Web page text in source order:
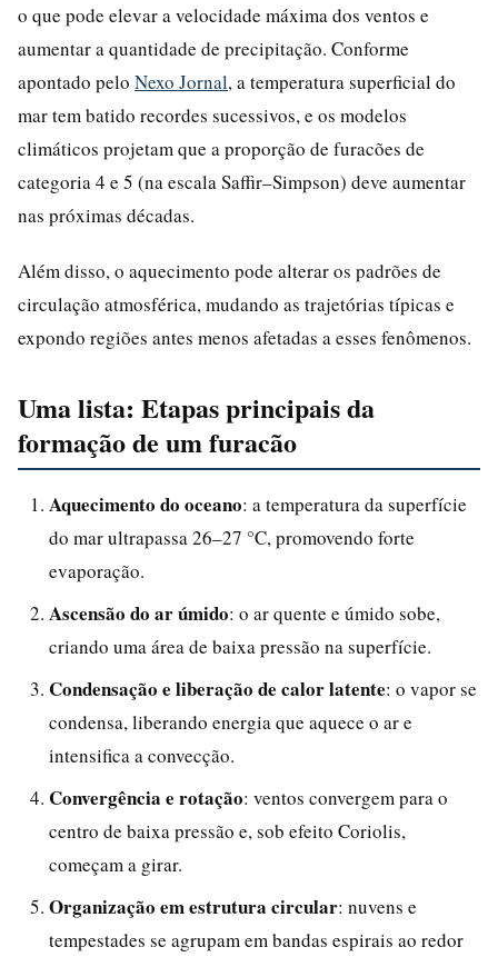
o que pode elevar a velocidade máxima dos ventos e
aumentar a quantidade de precipitação. Conforme
apontado pelo Nexo Jornal, a temperatura superficial do
mar tem batido recordes sucessivos, e os modelos
climáticos projetam que a proporção de furacões de
categoria 4 e 5 (na escala Saffir–Simpson) deve aumentar
nas próximas décadas.
Além disso, o aquecimento pode alterar os padrões de
circulação atmosférica, mudando as trajetórias típicas e
expondo regiões antes menos afetadas a esses fenômenos.
Uma lista: Etapas principais da
formação de um furacão
Aquecimento do oceano: a temperatura da superfície
do mar ultrapassa 26–27 °C, promovendo forte
evaporação.
Ascensão do ar úmido: o ar quente e úmido sobe,
criando uma área de baixa pressão na superfície.
Condensação e liberação de calor latente: o vapor se
condensa, liberando energia que aquece o ar e
intensifica a convecção.
Convergência e rotação: ventos convergem para o
centro de baixa pressão e, sob efeito Coriolis,
começam a girar.
Organização em estrutura circular: nuvens e
tempestades se agrupam em bandas espirais ao redor